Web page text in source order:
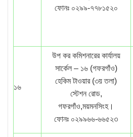
ফোনঃ ০২৯৯-৭৭৮১৫২০
১৬
উপ কর কমিশনারের কার্যালয়
সার্কেল – ১৬ (গফরগাঁও)
হেকিম টাওয়ার (৩য় তলা)
স্টেশন রোড,
গফরগাঁও,ময়মনসিংহ।
ফোনঃ ০২৯৯৬৬-৬৬৫২৩